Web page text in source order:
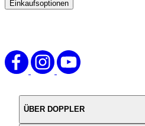
Einkaufsoptionen
ÜBER DOPPLER